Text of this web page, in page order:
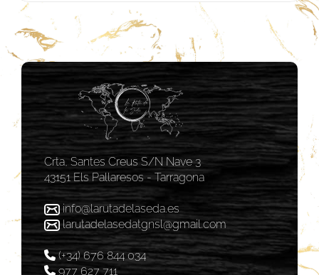
Crta, Santes Creus S/N Nave 3
43151 Els Pallaresos - Tarragona
info@larutadelaseda.es
larutadelasedatgnsl@gmail.com
(+34) 676 844 034
977 627 711